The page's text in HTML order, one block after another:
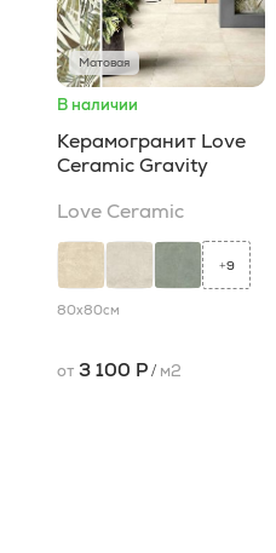
Матовая
В наличии
Керамогранит Love
Ceramic Gravity
Love Ceramic
+9
80x80см
от 3 100 Р/ м2